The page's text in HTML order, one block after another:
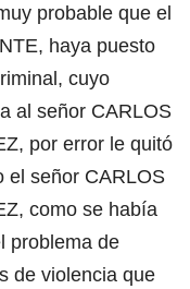
probable que el
haya puesto
cuyo
al señor CARLOS
por error le quitó
el señor CARLOS
como se había
problema de
de violencia que